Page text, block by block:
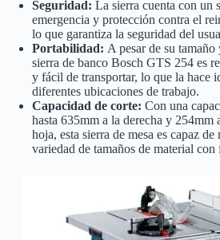
Seguridad: La sierra cuenta con un
emergencia y protección contra el
lo que garantiza la seguridad del
Portabilidad: A pesar de su
sierra de banco Bosch GTS 254 es
y fácil de transportar, lo que la hace
diferentes ubicaciones de trabajo.
Capacidad de corte: Con una
hasta 635mm a la derecha y 254mm
hoja, esta sierra de mesa es capaz de
variedad de tamaños de material con